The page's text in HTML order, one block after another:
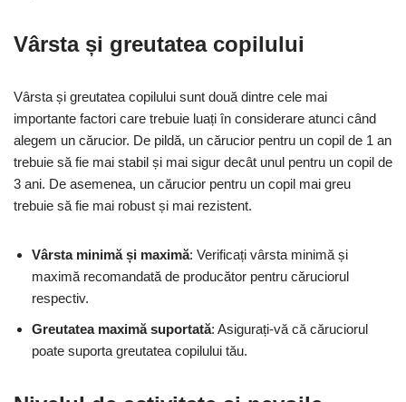
Vârsta și greutatea copilului
Vârsta și greutatea copilului sunt două dintre cele mai
importante factori care trebuie luați în considerare atunci când
alegem un cărucior. De pildă, un cărucior pentru un copil de 1 an
trebuie să fie mai stabil și mai sigur decât unul pentru un copil de
3 ani. De asemenea, un cărucior pentru un copil mai greu
trebuie să fie mai robust și mai rezistent.
Vârsta minimă și maximă: Verificați vârsta minimă și
maximă recomandată de producător pentru căruciorul
respectiv.
Greutatea maximă suportată: Asigurați-vă că căruciorul
poate suporta greutatea copilului tău.